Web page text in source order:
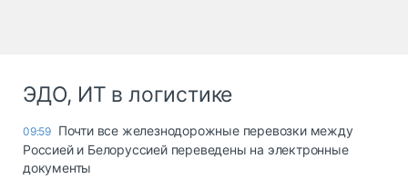
ЭДО, ИТ в логистике
09:59 Почти все железнодорожные перевозки между
Россией и Белоруссией переведены на электронные
документы